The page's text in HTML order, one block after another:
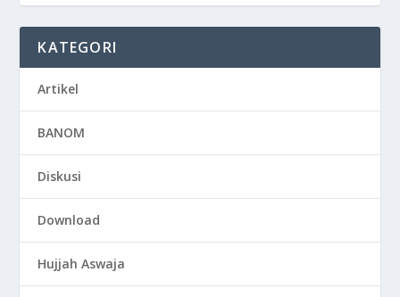
KATEGORI
Artikel
BANOM
Diskusi
Download
Hujjah Aswaja